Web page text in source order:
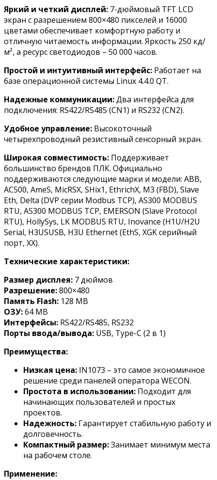
Яркий и четкий дисплей: 7-дюймовый TFT LCD
экран с разрешением 800×480 пикселей и 16000
цветами обеспечивает комфортную работу и
отличную читаемость информации. Яркость 250 кд/
м², а ресурс светодиодов – 50 000 часов.
Простой и интуитивный интерфейс: Работает на
базе операционной системы Linux 4.4.0 QT.
Надежные коммуникации:Два интерфейса для
подключения: RS422/RS485 (CN1) и RS232 (CN2).
Удобное управление: Высокоточный
четырехпроводный резистивный сенсорный экран.
Широкая совместимость: Поддерживает
большинство брендов ПЛК. Официально
поддерживаются следующие марки и модели: ABB,
AC500, AmeS, MicRSX, SHix1, EthrichX, M3 (FBD), Slave
Eth, Delta (DVP серии Modbus TCP), AS300 MODBUS
RTU, AS300 MODBUS TCP, EMERSON (Slave Protocol
RTU), HollySys, LK MODBUS RTU, Inovance (H1U/H2U
Serial, H3USUSB, H3U Ethernet (EthS, XGK серийный
порт, XX).
Технические характеристики:
Размер дисплея: 7 дюймов
Разрешение:800×480
Память Flash: 128 MB
ОЗУ:64 MB
Интерфейсы: RS422/RS485, RS232
Порты ввода/вывода: USB, Type-C (2 в 1)
Преимущества:
Низкая цена: IN1073 – это самое экономичное
решение среди панелей оператора WECON.
Простота в использовании: Подходит для
начинающих пользователей и простых
проектов.
Надежность: Гарантирует стабильную работу и
долговечность.
Компактный размер:Занимает минимум места
на рабочем столе.
Применение: